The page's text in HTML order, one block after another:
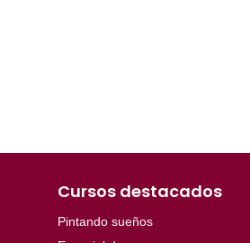
Cursos destacados
Pintando sueños